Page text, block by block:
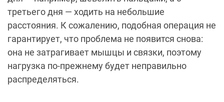
третьего дня — ходить на небольшие
расстояния. К сожалению, подобная операция не
гарантирует, что проблема не появится снова:
она не затрагивает мышцы и связки, поэтому
нагрузка по-прежнему будет неправильно
распределяться.